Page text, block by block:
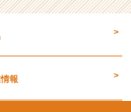
>
報 >